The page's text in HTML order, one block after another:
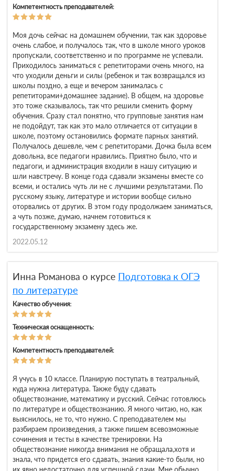
Компетентность преподавателей:
Моя дочь сейчас на домашнем обучении, так как здоровье
очень слабое, и получалось так, что в школе много уроков
пропускали, соответственно и по программе не успевали.
Приходилось заниматься с репетиторами очень много, на
что уходили деньги и силы (ребенок и так возвращался из
школы поздно, а еще и вечером занималась с
репетиторами+домашнее задание). В общем, на здоровье
это тоже сказывалось, так что решили сменить форму
обучения. Сразу стал понятно, что групповые занятия нам
не подойдут, так как это мало отличается от ситуации в
школе, поэтому остановились формате парных занятий.
Получалось дешевле, чем с репетиторами. Дочка была всем
довольна, все педагоги нравились. Приятно было, что и
педагоги, и администрация входили в нашу ситуацию и
шли навстречу. В конце года сдавали экзамены вместе со
всеми, и остались чуть ли не с лучшими результатами. По
русскому языку, литературе и истории вообще сильно
оторвались от других. В этом году продолжаем заниматься,
а чуть позже, думаю, начнем готовиться к
государственному экзамену здесь же.
2022.05.12
Инна Романова о курсе Подготовка к ОГЭ
по литературе
Качество обучения:
Техническая оснащенность:
Компетентность преподавателей:
Я учусь в 10 классе. Планирую поступать в театральный,
куда нужна литература. Также буду сдавать
обществознание, математику и русский. Сейчас готовлюсь
по литературе и обществознанию. Я много читаю, но, как
выяснилось, не то, что нужно. С преподавателем мы
разбираем произведения, а также пишем всевозможные
сочинения и тесты в качестве тренировки. На
обществознание никогда внимания не обращала,хотя и
знала, что придется его сдавать, знания какие-то были, но
их явно недостаточно для успешной сдачи. Мне обычно